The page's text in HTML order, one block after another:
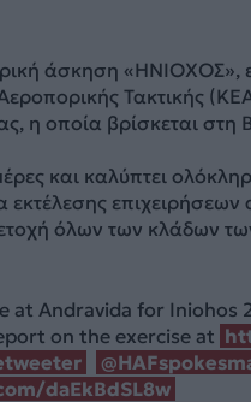
άσκηση «ΗΝΙΟΧΟΣ»,
Τακτικής
η οποία βρίσκεται στη
και καλύπτει
εκτέλεσης
όλων των κλάδων
Andravida for Iniohos
on the exercise at
daEkBdSL8w